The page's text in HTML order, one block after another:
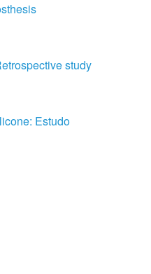
study
Estudo